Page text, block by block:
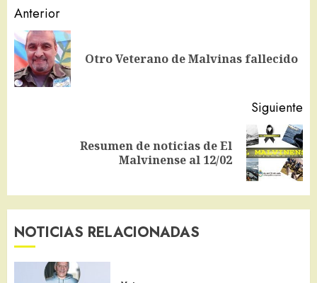
Navegación
de
entradas
Anterior
Otro Veterano de Malvinas fallecido
Siguiente
Resumen de noticias de El
Malvinense al 12/02
NOTICIAS RELACIONADAS